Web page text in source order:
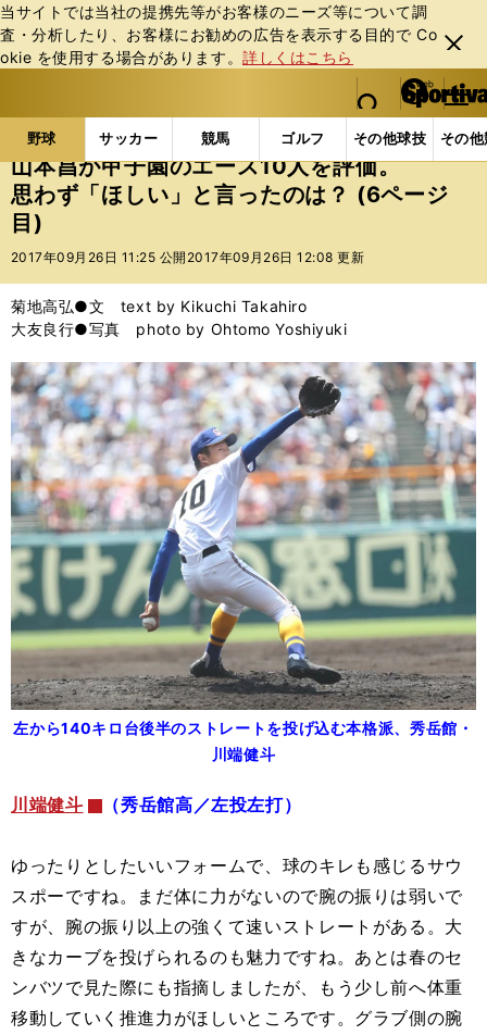
当サイトでは当社の提携先等がお客様のニーズ等について調
査・分析したり、お客様にお勧めの広告を表⽰する⽬的で Co
okie を使⽤する場合があります。詳しくはこちら
閉じ
る
web Sportiva (webスポルティーバ)
検索
マイペ
ー
ジ
メニュ
野球 サッカー 競馬 ゴルフ その他球技 その
b
ス
ポ
ル
テ
ー
バ
野球の記事一覧 高校野球他 山本昌が甲子園のエー
山本昌が甲子園のエース10人を評価。
思わず「ほしい」と言ったのは？ (6ページ
目)
2017年09月26日 11:25 公開 2017年09月26日 12:08 更新
菊地高弘●文 text by Kikuchi Takahiro
大友良行●写真 photo by Ohtomo Yoshiyuki
左から140キロ台後半のストレートを投げ込む本格派、秀岳館・
川端健斗
川端健斗 （秀岳館高／左投左打）
ゆったりとしたいいフォームで、球のキレも感じるサウ
スポーですね。まだ体に力がないので腕の振りは弱いで
すが、腕の振り以上の強くて速いストレートがある。大
きなカーブを投げられるのも魅力ですね。あとは春のセ
ンバツで見た際にも指摘しましたが、もう少し前へ体重
移動していく推進力がほしいところです。グラブ側の腕